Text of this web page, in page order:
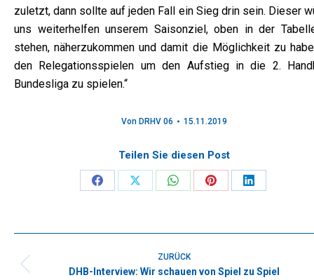
zuletzt, dann sollte auf jeden Fall ein Sieg drin sein. Dieser
uns weiterhelfen unserem Saisonziel, oben in der
stehen, näherzukommen und damit die Möglichkeit zu
den Relegationsspielen um den Aufstieg in die 2.
Bundesliga zu spielen.“
Von DRHV 06 15.11.2019
Teilen Sie diesen Post
Share
Facebook
Share
X
Share
WhatsApp
Share
Pinterest
Share
LinkedIn
ZURÜCK
Vorheriger
DHB-Interview: Wir schauen von Spiel zu Spiel